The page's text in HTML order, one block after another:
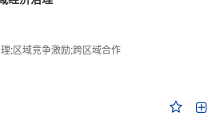
;区域竞争激励;跨区域合作